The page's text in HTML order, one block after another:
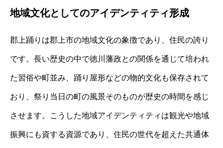
地域文化としてのアイデンティティ形成
郡上踊りは郡上市の地域文化の象徴であり、住民の誇り
です。長い歴史の中で徳川藩政との関係を通じて培われ
た習俗や町並み、踊り屋形などの物的文化も保存されて
おり、祭り当日の町の風景そのものが歴史の時間を感じ
させます。こうした地域アイデンティティは観光や地域
振興にも資する資源であり、住民の世代を超えた共通体